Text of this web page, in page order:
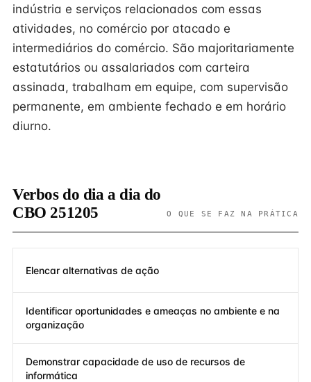
indústria e serviços relacionados com essas
atividades, no comércio por atacado e
intermediários do comércio. São majoritariamente
estatutários ou assalariados com carteira
assinada, trabalham em equipe, com supervisão
permanente, em ambiente fechado e em horário
diurno.
Verbos do dia a dia do
CBO 251205
O QUE SE FAZ NA PRÁTICA
Elencar alternativas de ação
Identificar oportunidades e ameaças no ambiente e na
organização
Demonstrar capacidade de uso de recursos de
informática